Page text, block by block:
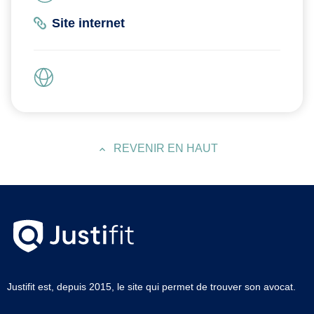
Site internet
REVENIR EN HAUT
Justifit est, depuis 2015, le site qui permet de trouver son avocat.